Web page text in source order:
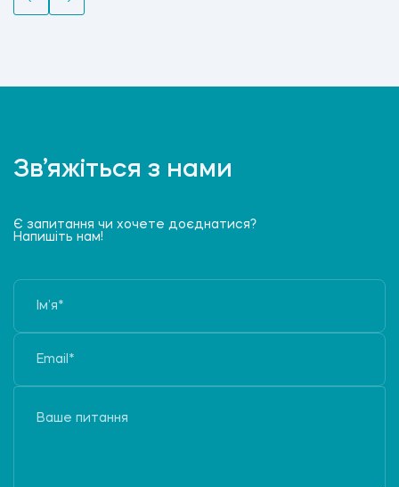
Зв’яжіться з нами
Є запитання чи хочете доєднатися?
Напишіть нам!